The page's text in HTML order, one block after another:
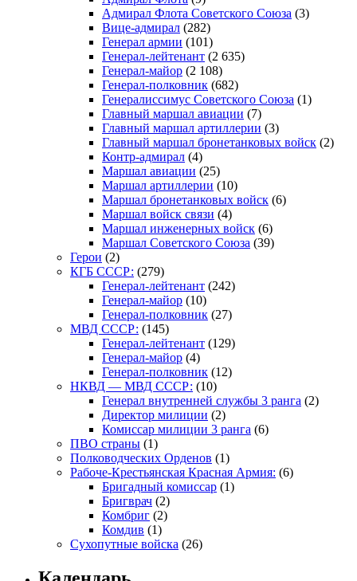
Адмирал Флота Советского Союза (3)
Вице-адмирал (282)
Генерал армии (101)
Генерал-лейтенант (2 635)
Генерал-майор (2 108)
Генерал-полковник (682)
Генералиссимус Советского Союза (1)
Главный маршал авиации (7)
Главный маршал артиллерии (3)
Главный маршал бронетанковых войск (2)
Контр-адмирал (4)
Маршал авиации (25)
Маршал артиллерии (10)
Маршал бронетанковых войск (6)
Маршал войск связи (4)
Маршал инженерных войск (6)
Маршал Советского Союза (39)
Герои (2)
КГБ СССР: (279)
Генерал-лейтенант (242)
Генерал-майор (10)
Генерал-полковник (27)
МВД СССР: (145)
Генерал-лейтенант (129)
Генерал-майор (4)
Генерал-полковник (12)
НКВД — МВД СССР: (10)
Генерал внутренней службы 3 ранга (2)
Директор милиции (2)
Комиссар милиции 3 ранга (6)
ПВО страны (1)
Полководческих Орденов (1)
Рабоче-Крестьянская Красная Армия: (6)
Бригадный комиссар (1)
Бригврач (2)
Комбриг (2)
Комдив (1)
Сухопутные войска (26)